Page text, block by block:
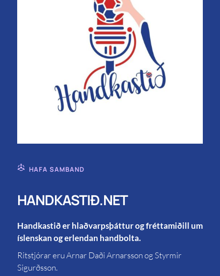
HAFA SAMBAND
HANDKASTIÐ.NET
Handkastið er hlaðvarpsþáttur og fréttamiðill um
íslenskan og erlendan handbolta.
Ritstjórar eru Arnar Daði Arnarsson og Styrmir
Sigurðsson.